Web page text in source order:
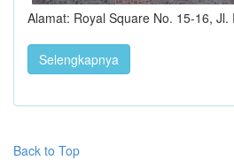
Alamat: Royal Square No. 15-16,
Selengkapnya
Back to Top